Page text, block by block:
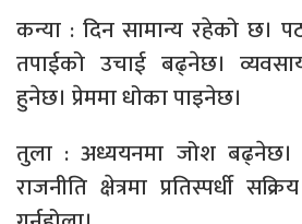
कन्या : दिन सामान्य रहेको छ।
तपाईको उचाई बढ्नेछ।
हुनेछ। प्रेममा धोका पाइनेछ।
तुला : अध्ययनमा जोश बढ्नेछ।
राजनीति क्षेत्रमा प्रतिस्पर्धी